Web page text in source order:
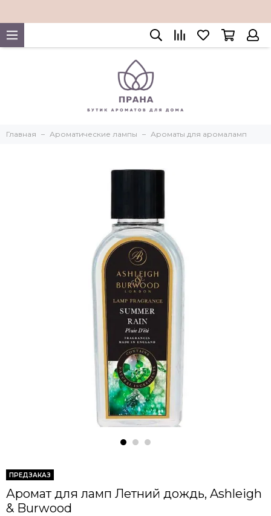
Главная Ароматические лампы Ароматы для аромаламп
ПРЕДЗАКАЗ
Аромат для ламп Летний дождь, Ashleigh
& Burwood